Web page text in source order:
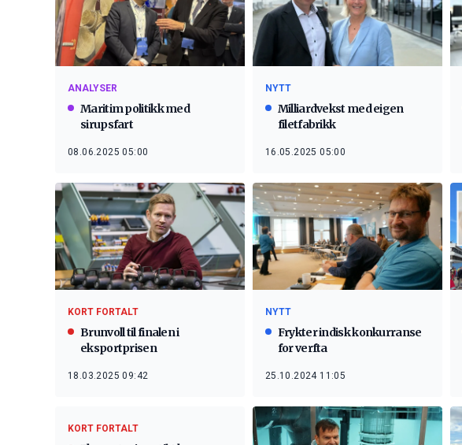
ANALYSER
Maritim politikk med
sirupsfart
08.06.2025 05:00
NYTT
Milliardvekst med eigen
filetfabrikk
16.05.2025 05:00
KORT FORTALT
Brunvoll til finalen i
eksportprisen
18.03.2025 09:42
NYTT
Frykter indisk konkurranse
for verfta
25.10.2024 11:05
KORT FORTALT